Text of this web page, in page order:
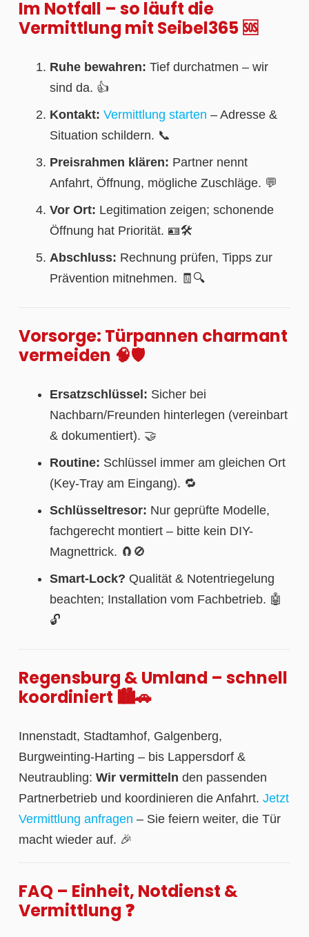
Im Notfall – so läuft die
Vermittlung mit Seibel365 🆘
Ruhe bewahren: Tief durchatmen – wir
sind da. 👍
Kontakt: Vermittlung starten – Adresse &
Situation schildern. 📞
Preisrahmen klären: Partner nennt
Anfahrt, Öffnung, mögliche Zuschläge. 💬
Vor Ort: Legitimation zeigen; schonende
Öffnung hat Priorität. 🪪🛠️
Abschluss: Rechnung prüfen, Tipps zur
Prävention mitnehmen. 🧾🔍
Vorsorge: Türpannen charmant
vermeiden 🧠🛡️
Ersatzschlüssel: Sicher bei
Nachbarn/Freunden hinterlegen (vereinbart
& dokumentiert). 🤝
Routine: Schlüssel immer am gleichen Ort
(Key-Tray am Eingang). 🔁
Schlüsseltresor: Nur geprüfte Modelle,
fachgerecht montiert – bitte kein DIY-
Magnettrick. 🧲🚫
Smart-Lock? Qualität & Notentriegelung
beachten; Installation vom Fachbetrieb. 🤖
🔓
Regensburg & Umland – schnell
koordiniert 🏙️🚗
Innenstadt, Stadtamhof, Galgenberg,
Burgweinting-Harting – bis Lappersdorf &
Neutraubling: Wir vermitteln den passenden
Partnerbetrieb und koordinieren die Anfahrt. Jetzt
Vermittlung anfragen – Sie feiern weiter, die Tür
macht wieder auf. 🎉
FAQ – Einheit, Notdienst &
Vermittlung ❓